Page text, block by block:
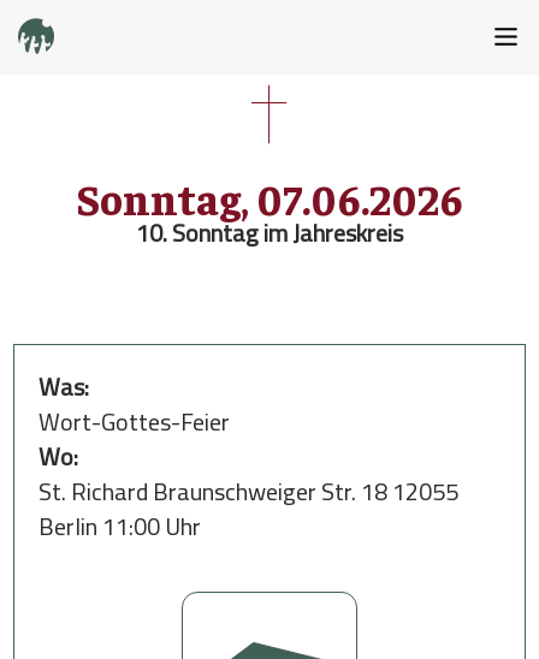
Sonntag, 07.06.2026
10. Sonntag im Jahreskreis
Was:
Wort-Gottes-Feier
Wo:
St. Richard Braunschweiger Str. 18 12055
Berlin 11:00 Uhr